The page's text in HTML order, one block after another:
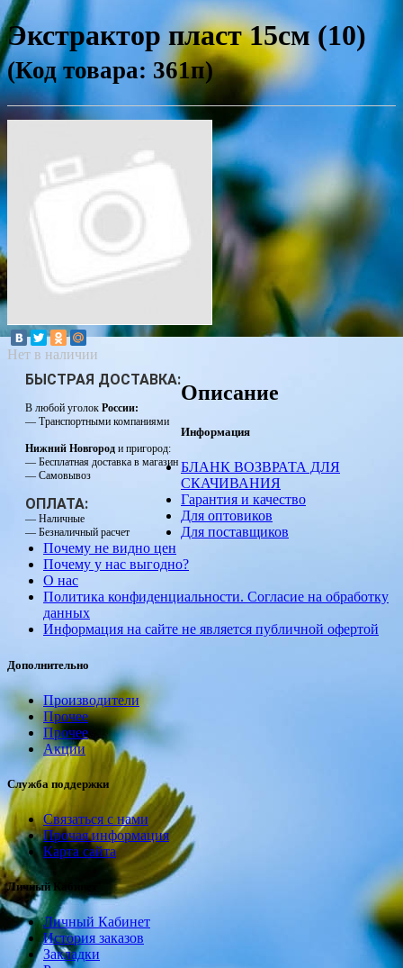
Экстрактор пласт 15см (10)
(Код товара: 361п)
Нет в наличии
БЫСТРАЯ ДОСТАВКА:
В любой уголок России:
— Транспортными компаниями
Нижний Новгород и пригород:
— Бесплатная доставка в магазин
— Самовывоз
ОПЛАТА:
— Наличные
— Безналичный расчет
Описание
Информация
БЛАНК ВОЗВРАТА ДЛЯ
СКАЧИВАНИЯ
Гарантия и качество
Для оптовиков
Для поставщиков
Почему не видно цен
Почему у нас выгодно?
О нас
Политика конфиденциальности. Согласие на обработку
данных
Информация на сайте не является публичной офертой
Дополнительно
Производители
Прочее
Прочее
Акции
Служба поддержки
Связаться с нами
Прочая информация
Карта сайта
Личный Кабинет
Личный Кабинет
История заказов
Закладки